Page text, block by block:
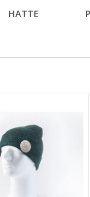
HATTE